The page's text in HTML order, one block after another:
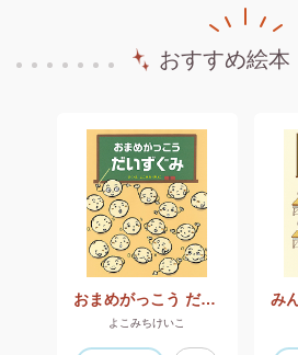
おすすめ絵本
おまめがっこう だいずぐみ
よこみちけいこ